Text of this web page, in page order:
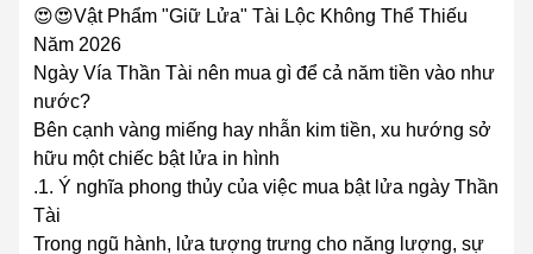
😍😍Vật Phẩm "Giữ Lửa" Tài Lộc Không Thể Thiếu
Năm 2026
Ngày Vía Thần Tài nên mua gì để cả năm tiền vào như
nước?
Bên cạnh vàng miếng hay nhẫn kim tiền, xu hướng sở
hữu một chiếc bật lửa in hình
.1. Ý nghĩa phong thủy của việc mua bật lửa ngày Thần
Tài
Trong ngũ hành, lửa tượng trưng cho năng lượng, sự